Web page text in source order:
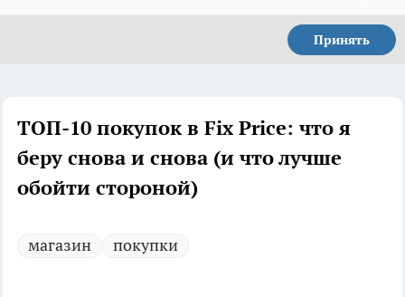
Принять
ТОП-10 покупок в Fix Price: что я
беру снова и снова (и что лучше
обойти стороной)
магазин покупки